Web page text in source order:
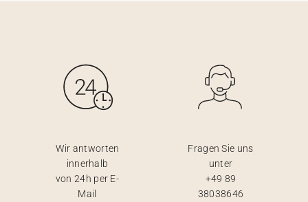
Wir antworten
innerhalb
von 24h per E-
Mail
Fragen Sie uns
unter
+49 89
38038646